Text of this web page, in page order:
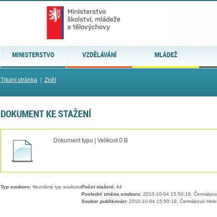
MINISTERSTVO VZDĚLÁVÁNÍ MLÁDEŽ
Titulní stránka| Zpět
DOKUMENT KE STAŽENÍ
Dokument typu | Velikost 0 B
Typ souboru:Neznámý typ souboru Počet stažení:44
Poslední změna souboru:2010-10-04 15:50:18,
Soubor publikován:2010-10-04 15:50:18, Čermáková